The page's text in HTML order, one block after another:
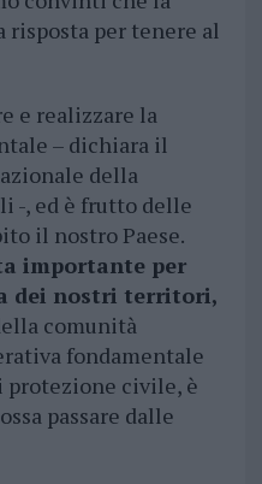
risposta per tenere al
e realizzare la
– dichiara il
della
-, ed è frutto delle
il nostro Paese.
importante per
dei nostri territori,
comunità
fondamentale
protezione civile, è
passare dalle